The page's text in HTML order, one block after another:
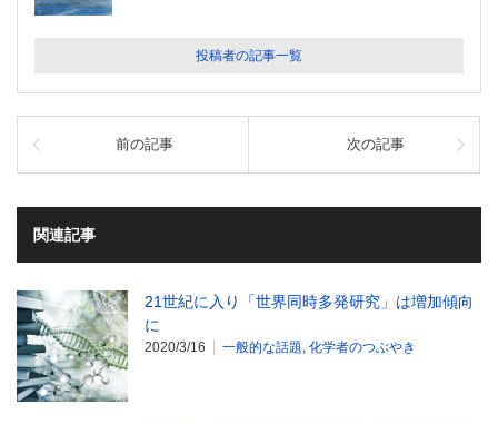
投稿者の記事一覧
前の記事 次の記事
関連記事
21世紀に入り「世界同時多発研究」は増加傾向
に
2020/3/16 一般的な話題, 化学者のつぶやき